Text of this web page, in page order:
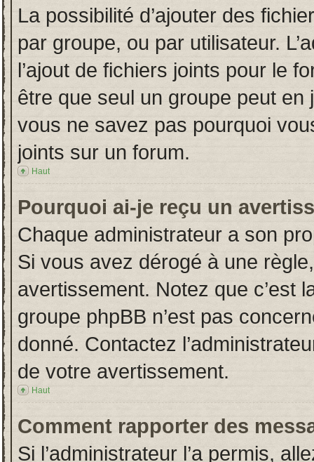
La possibilité d’ajouter des
par groupe, ou par utilisateur.
l’ajout de fichiers joints pour le
être que seul un groupe peut en
vous ne savez pas pourquoi
joints sur un forum.
Haut
Pourquoi ai-je reçu un
Chaque administrateur a son
Si vous avez dérogé à une
avertissement. Notez que c’est
groupe phpBB n’est pas
donné. Contactez
de votre avertissement.
Haut
Comment rapporter des
Si l’administrateur l’a permis,